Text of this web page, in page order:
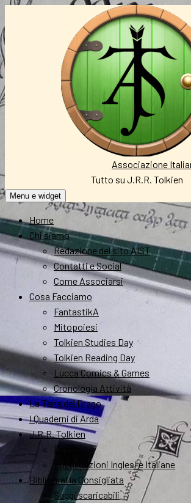
al
contenuto
Associazione
Tutto su J.R.R. Tolkien
Menu e widget
Home
Chi siamo
Redazione del sito AIST
Contatti e Social
Come Associarsi
Cosa Facciamo
FantastikA
Mitopoiesi
Tolkien Studies Day
Tolkien Reading Day
Lucca Comics & Games
Cronologia Attività
La Tana del Drago
I Quaderni di Arda
J.R.R. Tolkien
La vita
Pubblicazioni Inglesi e Italiane
Bibliografia Consigliata
Saggi scaricabili